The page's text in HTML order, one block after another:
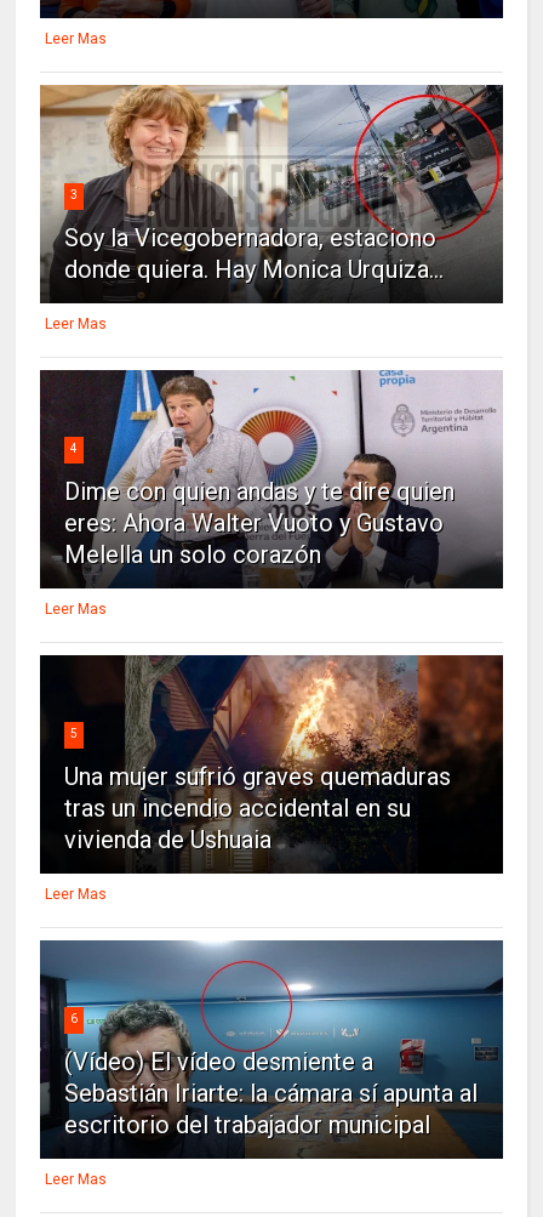
Leer Mas
3
Soy la Vicegobernadora, estaciono
donde quiera. Hay Monica Urquiza...
Leer Mas
4
Dime con quien andas y te dire quien
eres: Ahora Walter Vuoto y Gustavo
Melella un solo corazón
Leer Mas
5
Una mujer sufrió graves quemaduras
tras un incendio accidental en su
vivienda de Ushuaia
Leer Mas
6
(Vídeo) El vídeo desmiente a
Sebastián Iriarte: la cámara sí apunta al
escritorio del trabajador municipal
Leer Mas